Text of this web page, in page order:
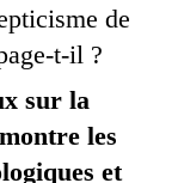
de
-t-il ?
sur la
les
et